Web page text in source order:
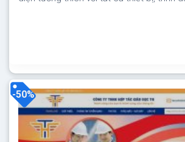
-50%